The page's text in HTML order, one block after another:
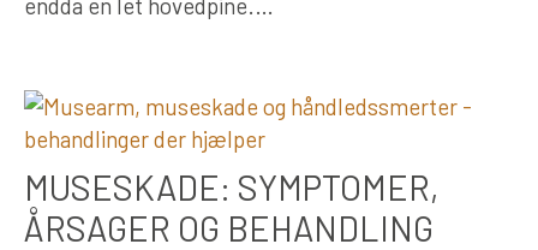
MUSESKADE: SYMPTOMER,
ÅRSAGER OG BEHANDLING